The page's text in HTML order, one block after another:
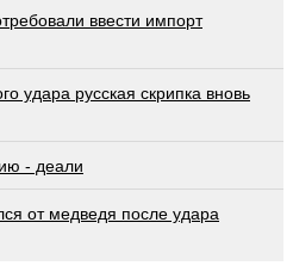
ввести импорт
удара русская скрипка вновь
- деали
от медведя после удара